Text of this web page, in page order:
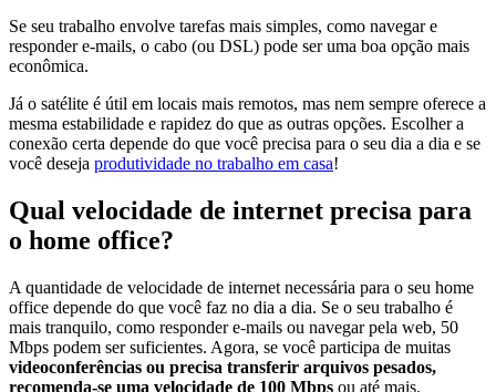
Se seu trabalho envolve tarefas mais simples, como navegar e
responder e-mails, o cabo (ou DSL) pode ser uma boa opção mais
econômica.
Já o satélite é útil em locais mais remotos, mas nem sempre oferece a
mesma estabilidade e rapidez do que as outras opções. Escolher a
conexão certa depende do que você precisa para o seu dia a dia e se
você deseja produtividade no trabalho em casa!
Qual velocidade de internet precisa para
o home office?
A quantidade de velocidade de internet necessária para o seu home
office depende do que você faz no dia a dia. Se o seu trabalho é
mais tranquilo, como responder e-mails ou navegar pela web, 50
Mbps podem ser suficientes. Agora, se você participa de muitas
videoconferências ou precisa transferir arquivos pesados,
recomenda-se uma velocidade de 100 Mbps ou até mais.